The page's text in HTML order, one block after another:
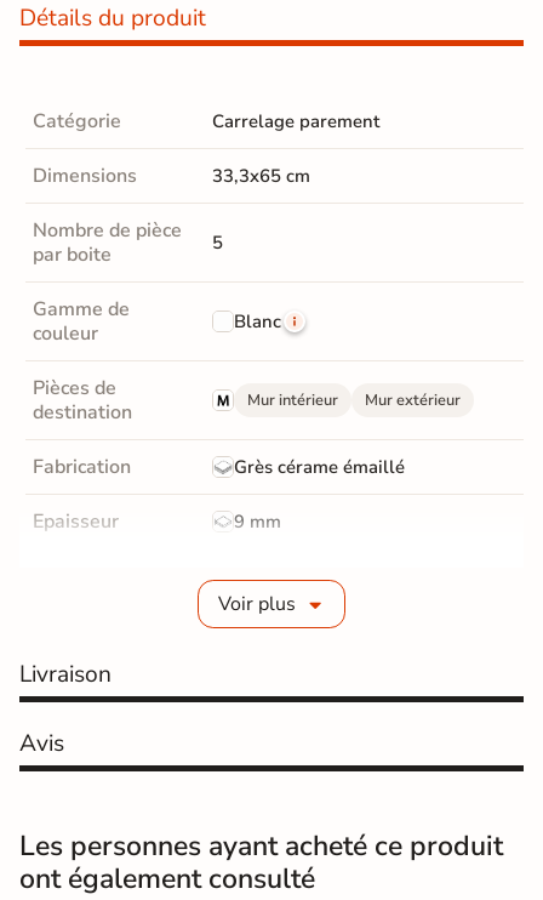
Détails du produit
Catégorie Carrelage parement
Dimensions 33,3x65 cm
Nombre de pièce
par boite
5
Gamme de
couleur
Blanc
Pièces de
destination
Mur intérieur Mur extérieur
Fabrication Grès cérame émaillé
Epaisseur 9 mm
Oui
Non-rectifié
Finition
Surface
Variation de la
couleur
V3
Voir plus
Livraison
Avis
Les personnes ayant acheté ce produit
ont également consulté